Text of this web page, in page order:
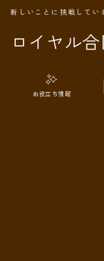
ロイヤル
新しいことに挑戦してい
MENU
TOPページ
お役立ち情報